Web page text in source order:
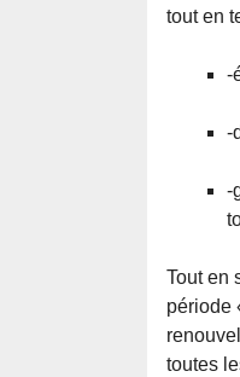
tout en
-
-
-
Tout en
période
toutes